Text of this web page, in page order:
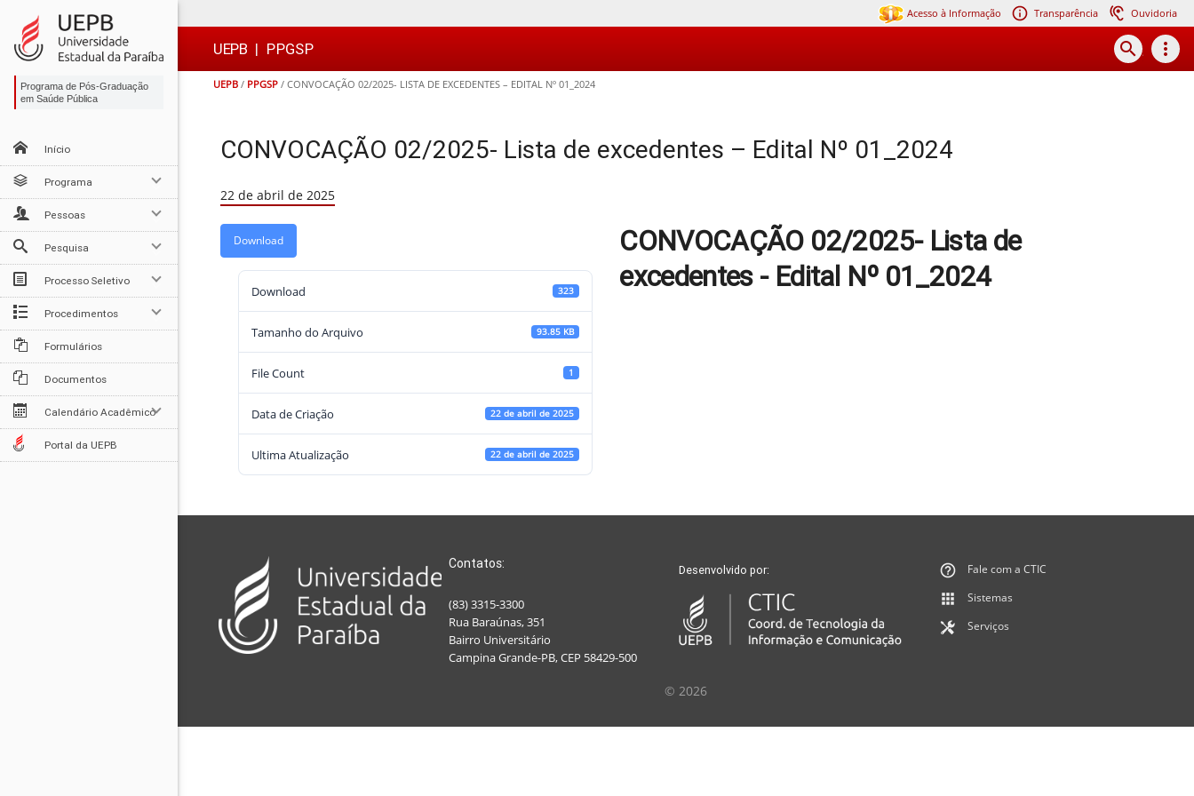
para
conteúdo
para
menu
para
busca
para
rodapé

Acesso à Informação Transparência Ouvidoria
UEPB | PPGSP search more_vert
UEPB / PPGSP / CONVOCAÇÃO 02/2025- LISTA DE EXCEDENTES – EDITAL Nº 01_2024
Programa de Pós-Graduação
em Saúde Pública
Início
Programa
Pessoas
Pesquisa
Processo Seletivo
Procedimentos
Formulários
Documentos
Calendário Acadêmico
Portal da UEPB
CONVOCAÇÃO 02/2025- Lista de excedentes – Edital Nº 01_2024
22 de abril de 2025
Download
Download 323
Tamanho do Arquivo 93.85 KB
File Count 1
Data de Criação 22 de abril de 2025
Ultima Atualização 22 de abril de 2025
CONVOCAÇÃO 02/2025- Lista de
excedentes - Edital Nº 01_2024
Contatos:
(83) 3315-3300
Rua Baraúnas, 351
Bairro Universitário
Campina Grande-PB, CEP 58429-500
Desenvolvido por:
Fale com a CTIC
Sistemas
Serviços
© 2026